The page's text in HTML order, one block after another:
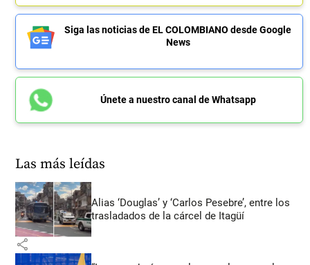
Siga las noticias de EL COLOMBIANO desde Google
News
Únete a nuestro canal de Whatsapp
Las más leídas
Alias ‘Douglas’ y ‘Carlos Pesebre’, entre los
trasladados de la cárcel de Itagüí
share